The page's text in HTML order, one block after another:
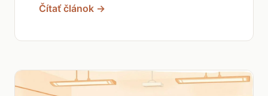
Čítať článok →